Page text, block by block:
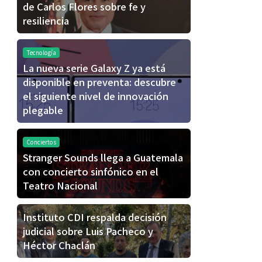
de Carlos Flores sobre fe y
resiliencia
Tecnología
La nueva serie Galaxy Z ya está
disponible en preventa: descubre
el siguiente nivel de innovación
plegable
Conciertos
Stranger Sounds llega a Guatemala
con concierto sinfónico en el
Teatro Nacional
Instituto CDI respalda decisión
judicial sobre Luis Pacheco y
Héctor Chaclán